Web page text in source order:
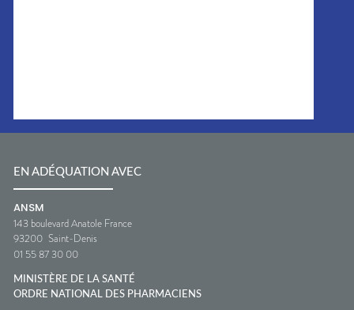
EN ADÉQUATION AVEC
ANSM
143 boulevard Anatole France
93200 Saint-Denis
01 55 87 30 00
MINISTÈRE DE LA SANTÉ
ORDRE NATIONAL DES PHARMACIENS